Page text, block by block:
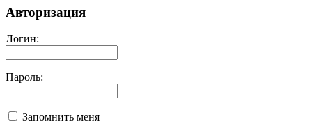
Авторизация
Логин:
Пароль:
Запомнить меня